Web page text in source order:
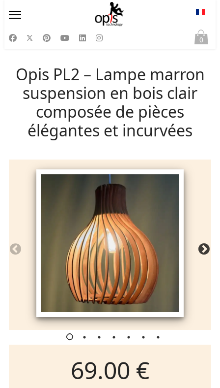
0
Opis PL2 – Lampe marron
suspension en bois clair
composée de pièces
élégantes et incurvées
69.00 €